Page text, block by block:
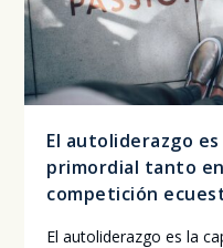
El autoliderazgo
primordial tanto
competición
El auto­li­de­raz­go es la